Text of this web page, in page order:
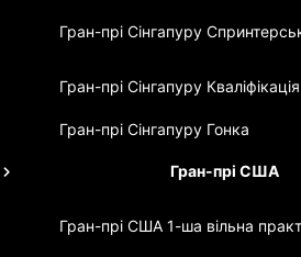
Гран-прі Сінгапуру
Гран-прі Сінгапуру Кваліфікація
Гран-прі Сінгапуру Гонка
Гран-прі США
Гран-прі США 1-ша вільна